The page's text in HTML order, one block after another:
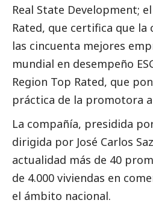
Real State Development;
Rated, que certifica que la
las cincuenta mejores
mundial en desempeño
Region Top Rated, que
práctica de la promotora
La compañía, presidida
dirigida por José Carlos
actualidad más de 40
de 4.000 viviendas en
el ámbito nacional.